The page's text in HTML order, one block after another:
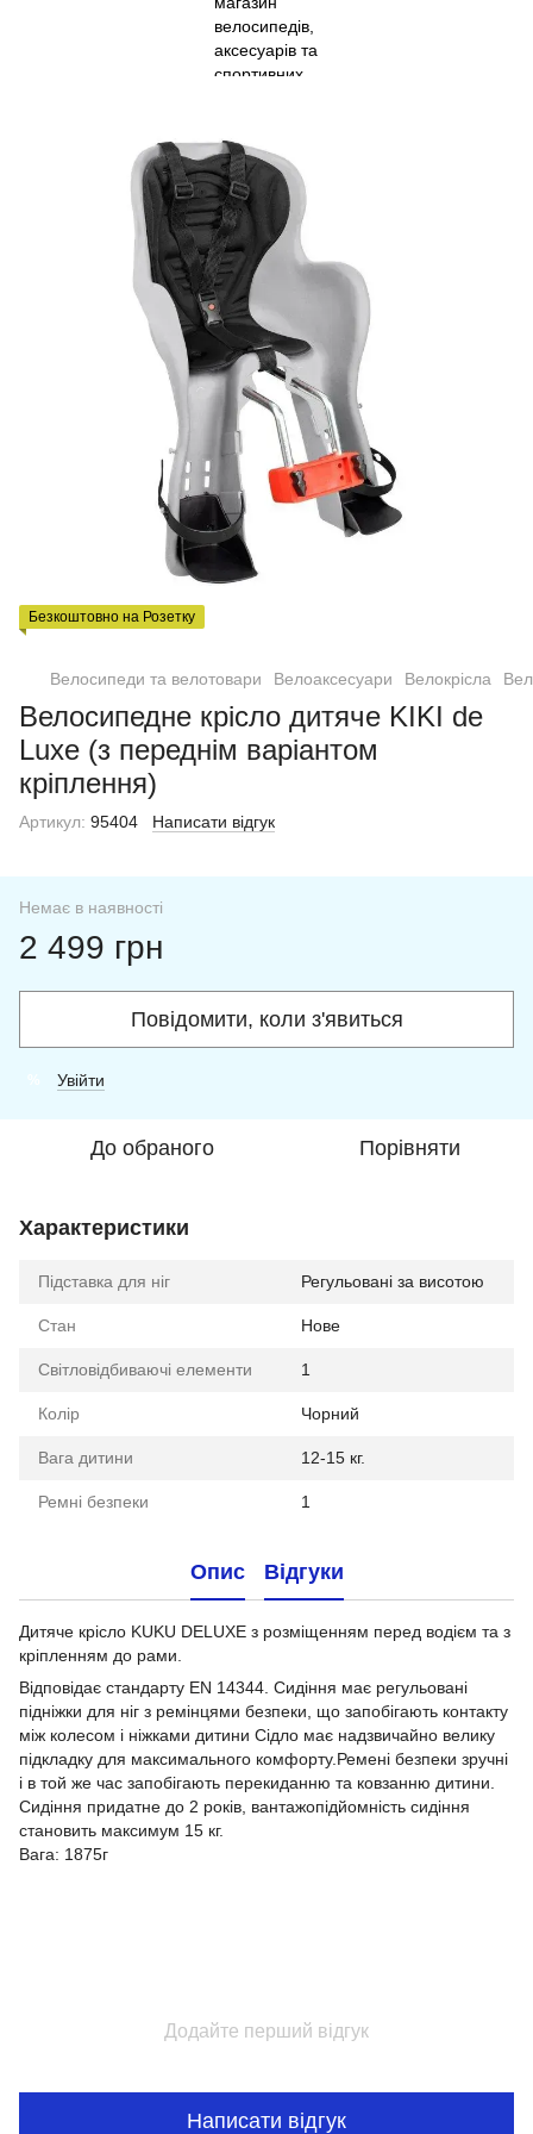
Безкоштовно на Розетку
Велосипеди та велотовари Велоаксесуари Велокрісла
Велосипедне крісло дитяче KIKI de
Luxe (з переднім варіантом
кріплення)
Артикул: 95404 Написати відгук
Немає в наявності
2 499 грн
Повідомити, коли з'явиться
Увійти
До обраного Порівняти
Характеристики
Підставка для ніг Регульовані за висотою
Стан Нове
Світловідбиваючі елементи 1
Колір Чорний
Вага дитини 12-15 кг.
Ремні безпеки 1
Опис Відгуки
Дитяче крісло KUKU DELUXE з розміщенням перед водієм та з
кріпленням до рами.
Відповідає стандарту EN 14344. Сидіння має регульовані
підніжки для ніг з ремінцями безпеки, що запобігають контакту
між колесом і ніжками дитини Сідло має надзвичайно велику
підкладку для максимального комфорту.Ремені безпеки зручні
і в той же час запобігають перекиданню та ковзанню дитини.
Сидіння придатне до 2 років, вантажопідйомність сидіння
становить максимум 15 кг.
Вага: 1875г
Додайте перший відгук
Написати відгук